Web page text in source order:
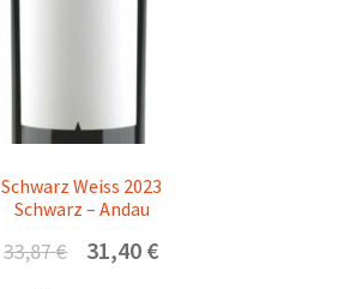
Schwarz Weiss 2023
Schwarz – Andau
33,87€
Ursprünglicher
31,40 €Aktueller